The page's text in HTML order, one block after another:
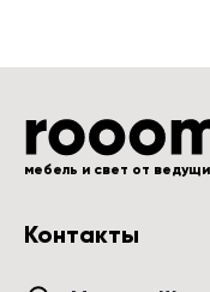
мебель и свет от
Контакты